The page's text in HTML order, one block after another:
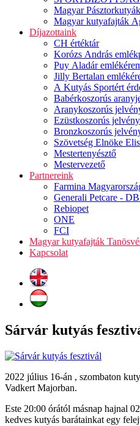
Magyar
Magyar kutyafajták
Díjazottaink
CH értéktár
Korózs András
Puy Aladár
Jilly Bertalan
A Kutyás Sportért
Babérkoszorús
Aranykoszorús
Ezüstkoszorús jelvény
Bronzkoszorús
Szövetség Elnöke
Mestertenyésztő
Mestervezető
Partnereink
Farmina
Generali Petcare -
Rebiopet
ONE
FCI
Magyar kutyafajták
Kapcsolat
Sárvár kutyás
2022 július 16-án , szombaton
Vadkert Majorban.
Este 20:00 órától másnap hajnal
kedves kutyás barátainkat egy